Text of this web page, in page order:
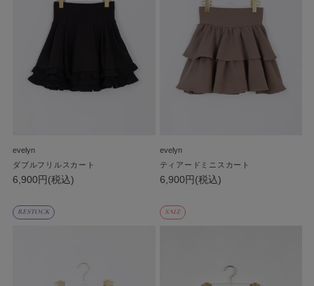
evelyn
ダブルフリルスカート
6,900円(税込)
evelyn
ティアードミニスカート
6,900円(税込)
RESTOCK SALE